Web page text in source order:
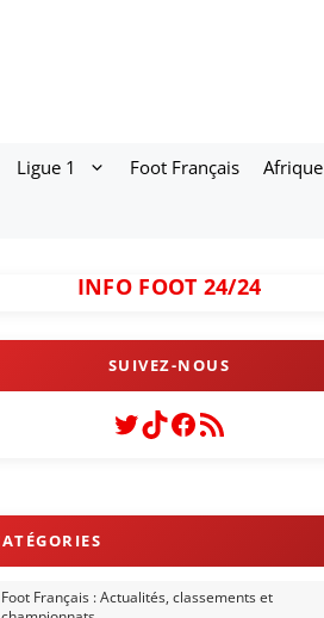
Ligue 1 Foot Français Afrique
INFO FOOT 24/24
Twitter
TikTok
Facebook
Flux RSS
Foot Français : Actualités, classements et